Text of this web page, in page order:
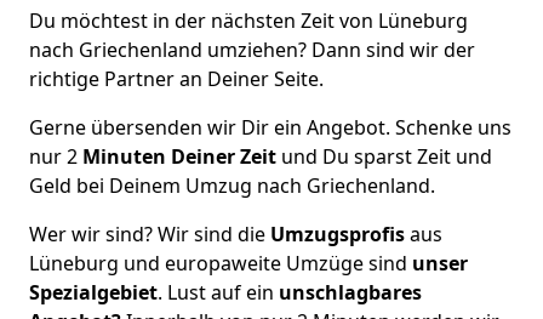
Du möchtest in der nächsten Zeit von Lüneburg
nach Griechenland umziehen? Dann sind wir der
richtige Partner an Deiner Seite.
Gerne übersenden wir Dir ein Angebot. Schenke uns
nur2 Minuten Deiner Zeit und Du sparst Zeit und
Geld bei Deinem Umzug nach Griechenland.
Wer wir sind? Wir sind die Umzugsprofisaus
Lüneburg und europaweite Umzüge sind unser
Spezialgebiet. Lust auf ein unschlagbares